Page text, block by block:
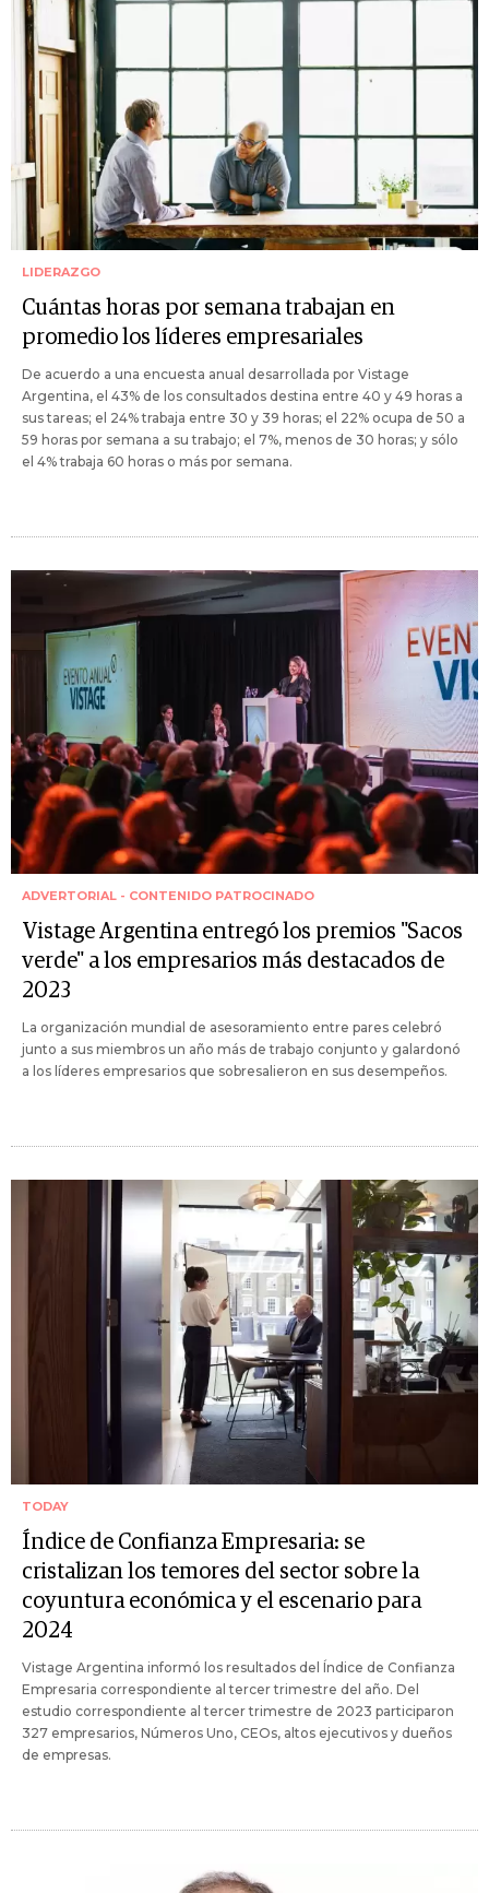
LIDERAZGO
Cuántas horas por semana trabajan en
promedio los líderes empresariales
De acuerdo a una encuesta anual desarrollada por Vistage
Argentina, el 43% de los consultados destina entre 40 y 49 horas a
sus tareas; el 24% trabaja entre 30 y 39 horas; el 22% ocupa de 50 a
59 horas por semana a su trabajo; el 7%, menos de 30 horas; y sólo
el 4% trabaja 60 horas o más por semana.
ADVERTORIAL - CONTENIDO PATROCINADO
Vistage Argentina entregó los premios "Sacos
verde" a los empresarios más destacados de
2023
La organización mundial de asesoramiento entre pares celebró
junto a sus miembros un año más de trabajo conjunto y galardonó
a los líderes empresarios que sobresalieron en sus desempeños.
TODAY
Índice de Confianza Empresaria: se
cristalizan los temores del sector sobre la
coyuntura económica y el escenario para
2024
Vistage Argentina informó los resultados del Índice de Confianza
Empresaria correspondiente al tercer trimestre del año. Del
estudio correspondiente al tercer trimestre de 2023 participaron
327 empresarios, Números Uno, CEOs, altos ejecutivos y dueños
de empresas.